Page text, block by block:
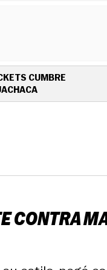
CUMBRE
OPENS IN NEW
CONTRA